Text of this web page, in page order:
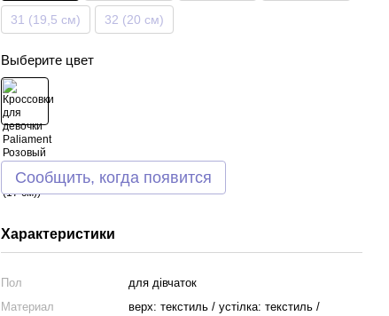
31 (19,5 см) 32 (20 см)
Выберите цвет
Сообщить, когда появится
Характеристики
Пол
для дівчаток
Материал
верх: текстиль / устілка: текстиль /